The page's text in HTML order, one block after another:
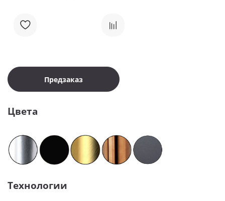
Предзаказ
Цвета
Технологии